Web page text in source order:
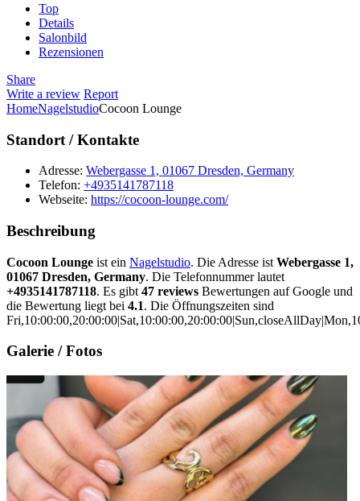
Top
Details
Salonbild
Rezensionen
Share
Write a review Report
HomeNagelstudioCocoon Lounge
Standort / Kontakte
Adresse: Webergasse 1, 01067 Dresden, Germany
Telefon: +4935141787118
Webseite: https://cocoon-lounge.com/
Beschreibung
Cocoon Lounge ist ein Nagelstudio. Die Adresse ist Webergasse 1,
01067 Dresden, Germany. Die Telefonnummer lautet
+4935141787118. Es gibt 47 reviews Bewertungen auf Google und
die Bewertung liegt bei 4.1. Die Öffnungszeiten sind
Galerie / Fotos